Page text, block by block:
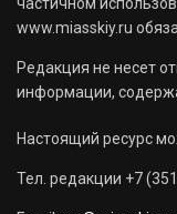
частичном
www.miasskiy.ru
Редакция не несет
информации,
Настоящий ресурс
Тел. редакции +7